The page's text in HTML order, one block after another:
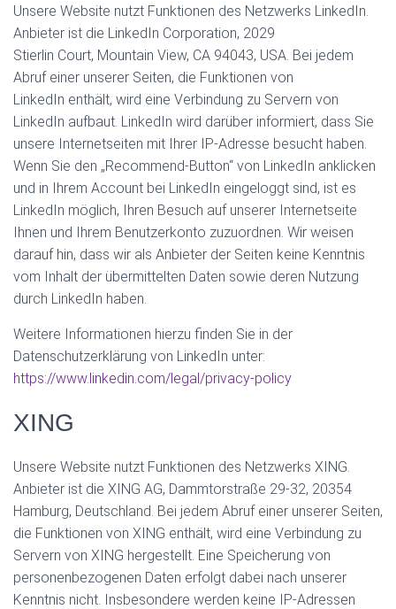
Unsere Website nutzt Funktionen des Netzwerks LinkedIn.
Anbieter ist die LinkedIn Corporation, 2029
Stierlin Court, Mountain View, CA 94043, USA. Bei jedem
Abruf einer unserer Seiten, die Funktionen von
LinkedIn enthält, wird eine Verbindung zu Servern von
LinkedIn aufbaut. LinkedIn wird darüber informiert, dass Sie
unsere Internetseiten mit Ihrer IP-Adresse besucht haben.
Wenn Sie den „Recommend-Button“ von LinkedIn anklicken
und in Ihrem Account bei LinkedIn eingeloggt sind, ist es
LinkedIn möglich, Ihren Besuch auf unserer Internetseite
Ihnen und Ihrem Benutzerkonto zuzuordnen. Wir weisen
darauf hin, dass wir als Anbieter der Seiten keine Kenntnis
vom Inhalt der übermittelten Daten sowie deren Nutzung
durch LinkedIn haben.
Weitere Informationen hierzu finden Sie in der
Datenschutzerklärung von LinkedIn unter:
https://www.linkedin.com/legal/privacy-policy
XING
Unsere Website nutzt Funktionen des Netzwerks XING.
Anbieter ist die XING AG, Dammtorstraße 29-32, 20354
Hamburg, Deutschland. Bei jedem Abruf einer unserer Seiten,
die Funktionen von XING enthält, wird eine Verbindung zu
Servern von XING hergestellt. Eine Speicherung von
personenbezogenen Daten erfolgt dabei nach unserer
Kenntnis nicht. Insbesondere werden keine IP-Adressen